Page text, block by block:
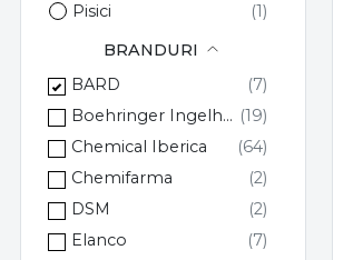
Pisici
BRANDURI
BARD
Boehringer Ingelheim
Chemical Iberica
Chemifarma
DSM
Elanco